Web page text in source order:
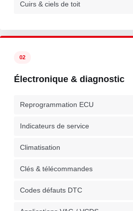
Cuirs & ciels de toit
02
Électronique & diagnostic
Reprogrammation ECU
Indicateurs de service
Climatisation
Clés & télécommandes
Codes défauts DTC